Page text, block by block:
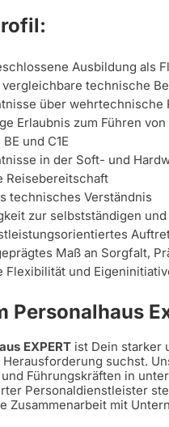
Ausbildung als
technische
über wehrtechnische
Erlaubnis zum Führen
und C1E
in der Soft- und
Reisebereitschaft
technisches Verständnis
zur selbstständigen
Maß an Sorgfalt,
Flexibilität und
Personalhaus
EXPERT ist Dein starker
suchst.
Führungskräften in
Personaldienstleister
Zusammenarbeit mit